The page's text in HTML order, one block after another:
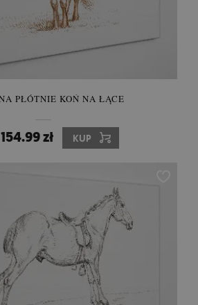
PŁÓTNIE KOŃ NA ŁĄCE
154.99 zł KUP